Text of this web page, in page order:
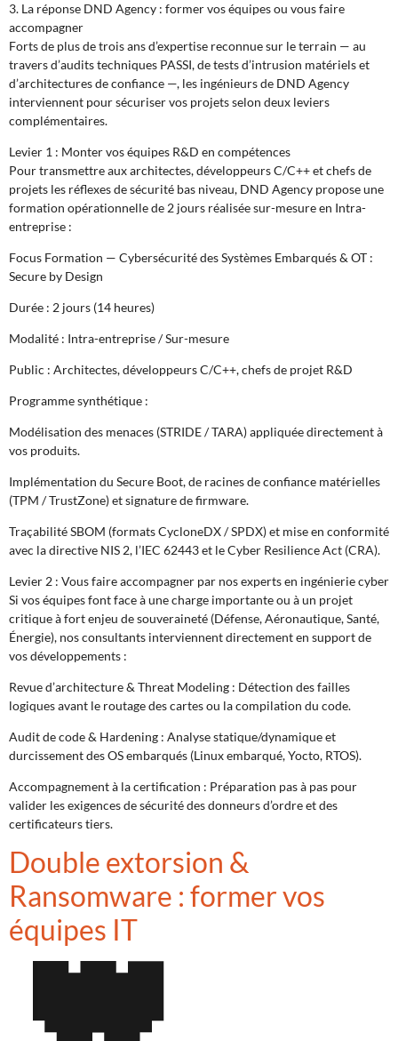
3. La réponse DND Agency : former vos équipes ou vous faire
accompagner
Forts de plus de trois ans d’expertise reconnue sur le terrain — au
travers d’audits techniques PASSI, de tests d’intrusion matériels et
d’architectures de confiance —, les ingénieurs de DND Agency
interviennent pour sécuriser vos projets selon deux leviers
complémentaires.
Levier 1 : Monter vos équipes R&D en compétences
Pour transmettre aux architectes, développeurs C/C++ et chefs de
projets les réflexes de sécurité bas niveau, DND Agency propose une
formation opérationnelle de 2 jours réalisée sur-mesure en Intra-
entreprise :
Focus Formation — Cybersécurité des Systèmes Embarqués & OT :
Secure by Design
Durée : 2 jours (14 heures)
Modalité : Intra-entreprise / Sur-mesure
Public : Architectes, développeurs C/C++, chefs de projet R&D
Programme synthétique :
Modélisation des menaces (STRIDE / TARA) appliquée directement à
vos produits.
Implémentation du Secure Boot, de racines de confiance matérielles
(TPM / TrustZone) et signature de firmware.
Traçabilité SBOM (formats CycloneDX / SPDX) et mise en conformité
avec la directive NIS 2, l’IEC 62443 et le Cyber Resilience Act (CRA).
Levier 2 : Vous faire accompagner par nos experts en ingénierie cyber
Si vos équipes font face à une charge importante ou à un projet
critique à fort enjeu de souveraineté (Défense, Aéronautique, Santé,
Énergie), nos consultants interviennent directement en support de
vos développements :
Revue d’architecture & Threat Modeling : Détection des failles
logiques avant le routage des cartes ou la compilation du code.
Audit de code & Hardening : Analyse statique/dynamique et
durcissement des OS embarqués (Linux embarqué, Yocto, RTOS).
Accompagnement à la certification : Préparation pas à pas pour
valider les exigences de sécurité des donneurs d’ordre et des
certificateurs tiers.
Double extorsion &
Ransomware : former vos
équipes IT